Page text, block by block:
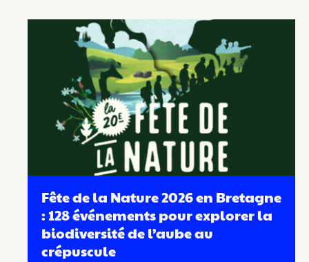
Fête de la Nature 2026 en Bretagne
: 128 événements pour explorer la
biodiversité de l’aube au
crépuscule